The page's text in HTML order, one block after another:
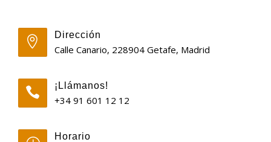
Dirección
Calle Canario, 228904 Getafe, Madrid
¡Llámanos!
+34 91 601 12 12
Horario